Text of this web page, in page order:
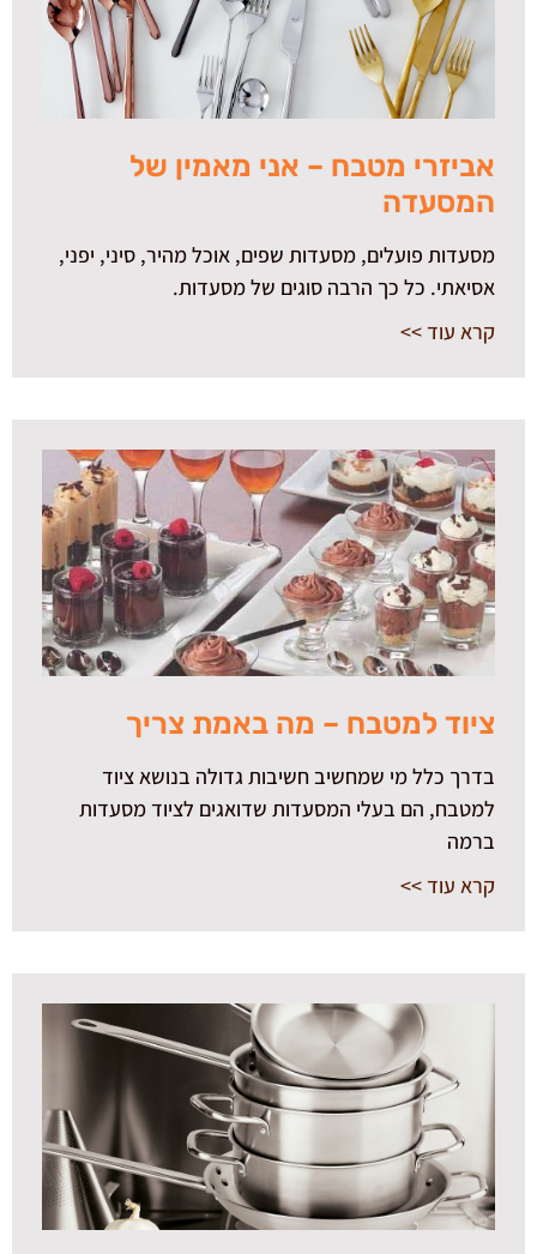
אביזרי מטבח – אני מאמין של
המסעדה
מסעדות פועלים, מסעדות שפים, אוכל מהיר, סיני, יפני,
אסיאתי. כל כך הרבה סוגים של מסעדות.
קרא עוד >>
ציוד למטבח – מה באמת צריך
בדרך כלל מי שמחשיב חשיבות גדולה בנושא ציוד
למטבח, הם בעלי המסעדות שדואגים לציוד מסעדות
ברמה
קרא עוד >>